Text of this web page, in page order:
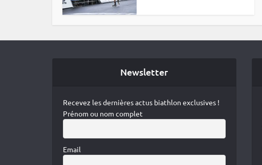
Newsletter
Recevez les dernières actus biathlon exclusives !
Prénom ou nom complet
Email